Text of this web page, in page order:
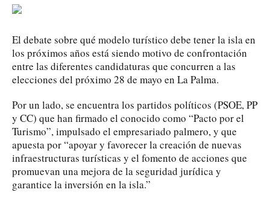
El debate sobre qué modelo turístico debe tener la isla en
los próximos años está siendo motivo de confrontación
entre las diferentes candidaturas que concurren a las
elecciones del próximo 28 de mayo en La Palma.
Por un lado, se encuentra los partidos políticos (PSOE, PP
y CC) que han firmado el conocido como “Pacto por el
Turismo”, impulsado el empresariado palmero, y que
apuesta por “apoyar y favorecer la creación de nuevas
infraestructuras turísticas y el fomento de acciones que
promuevan una mejora de la seguridad jurídica y
garantice la inversión en la isla.”